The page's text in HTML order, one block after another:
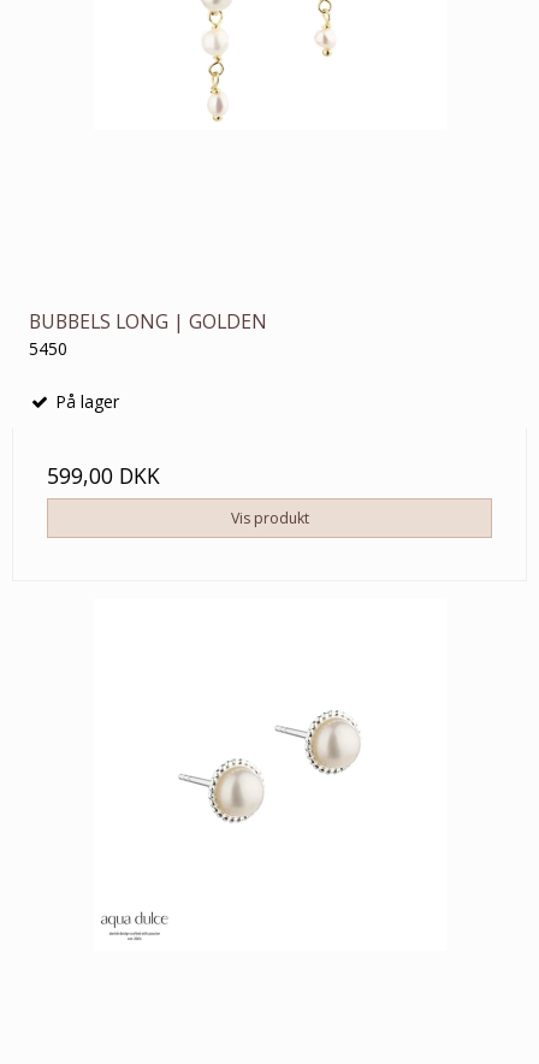
BUBBELS LONG | GOLDEN
5450
På lager
599,00 DKK
Vis produkt